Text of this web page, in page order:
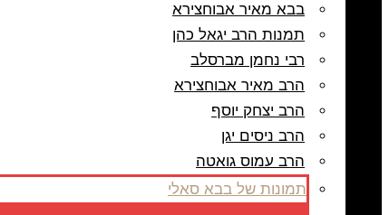
בבא מאיר אבוחצירא
תמנות הרב יגאל כהן
רבי נחמן מברסלב
הרב מאיר אבוחצירא
הרב יצחק יוסף
הרב ניסים יגן
הרב עמוס גואטה
תמונות של בבא סאלי